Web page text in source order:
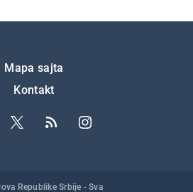
Mapa sajta
Kontakt
Republike Srbije - Sva